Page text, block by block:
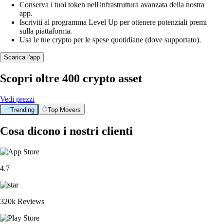
Conserva i tuoi token nell'infrastruttura avanzata della nostra
app.
Iscriviti al programma Level Up per ottenere potenziali premi
sulla piattaforma.
Usa le tue crypto per le spese quotidiane (dove supportato).
Scarica l'app
Scopri oltre 400 crypto asset
Vedi prezzi
Trending Top Movers
Cosa dicono i nostri clienti
4.7
320k Reviews